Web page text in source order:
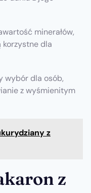
minerałów,
korzystne dla
wybór dla osób,
z wyśmienitym
z
z